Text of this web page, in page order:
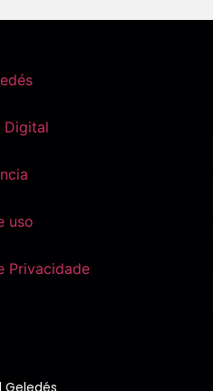
Digital
uso
Privacidade
Geledés